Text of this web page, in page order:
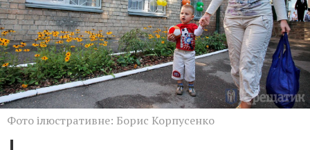
Фото ілюстративне: Борис Корпусенко